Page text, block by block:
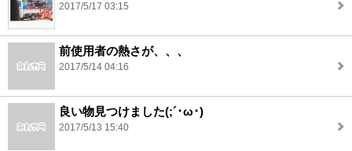
2017/5/17 03:15
前使用者の熱さが、、、
2017/5/14 04:16
良い物見つけました(;´･ω･)
2017/5/13 15:40